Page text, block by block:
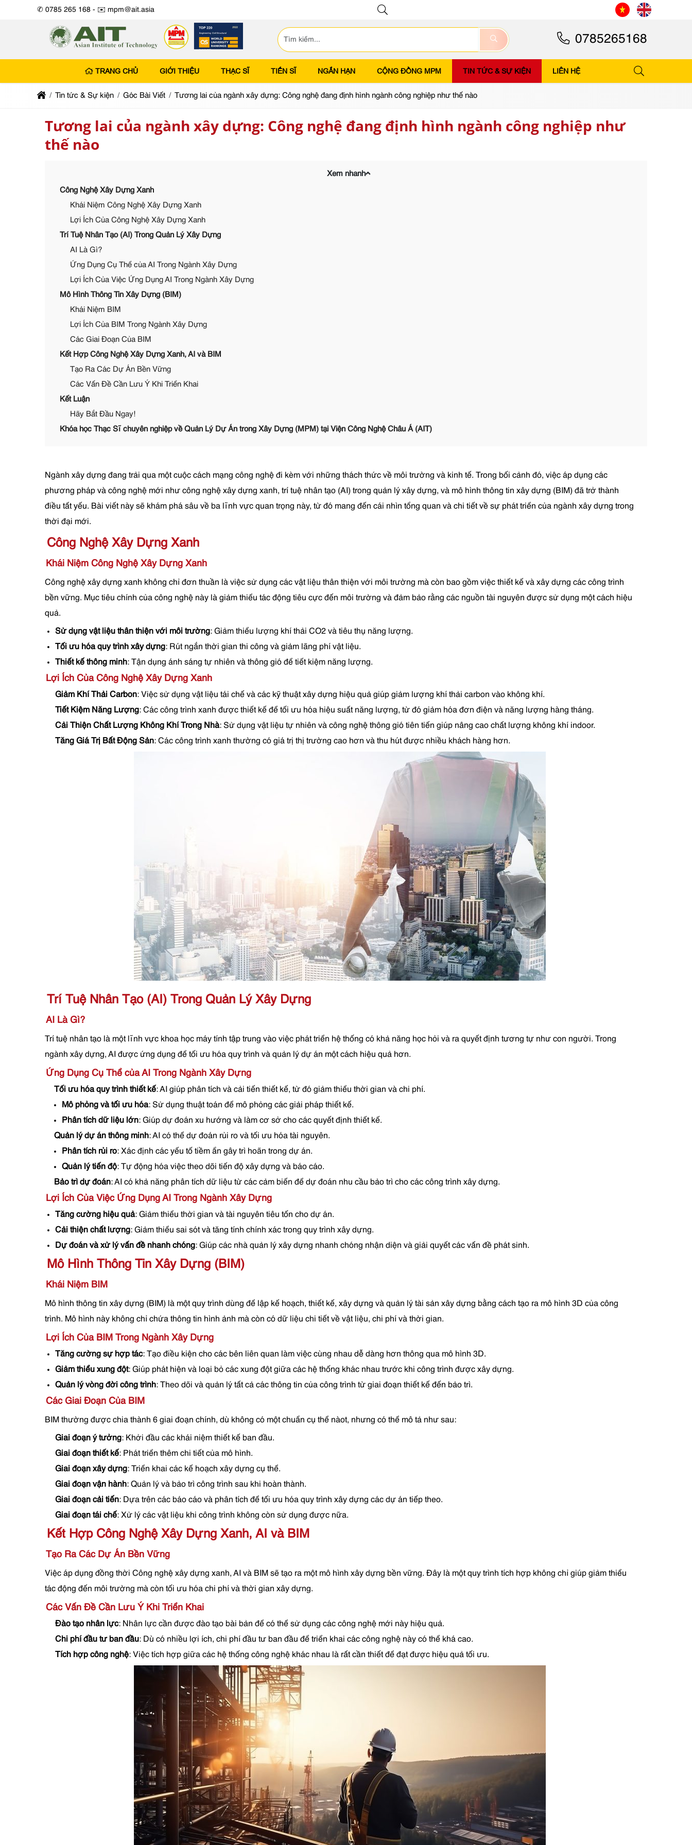
✆ 0785 265 168 - ✉️ mpm@ait.asia
0785265168
TRANG CHỦ GIỚI THIỆU THẠC SĨ TIẾN SĨ NGẮN HẠN CỘNG ĐỒNG MPM TIN TỨC & SỰ KIỆN LIÊN HỆ
Tin tức & Sự kiện Góc Bài Viết Tương lai của ngành xây dựng: Công nghệ đang định hình ngành công nghiệp như thế nào
Tương lai của ngành xây dựng: Công nghệ đang định hình ngành công nghiệp như
thế nào
Xem nhanh
Công Nghệ Xây Dựng Xanh
Khái Niệm Công Nghệ Xây Dựng Xanh
Lợi Ích Của Công Nghệ Xây Dựng Xanh
Trí Tuệ Nhân Tạo (AI) Trong Quản Lý Xây Dựng
AI Là Gì?
Ứng Dụng Cụ Thể của AI Trong Ngành Xây Dựng
Lợi Ích Của Việc Ứng Dụng AI Trong Ngành Xây Dựng
Mô Hình Thông Tin Xây Dựng (BIM)
Khái Niệm BIM
Lợi Ích Của BIM Trong Ngành Xây Dựng
Các Giai Đoạn Của BIM
Kết Hợp Công Nghệ Xây Dựng Xanh, AI và BIM
Tạo Ra Các Dự Án Bền Vững
Các Vấn Đề Cần Lưu Ý Khi Triển Khai
Kết Luận
Hãy Bắt Đầu Ngay!
Khóa học Thạc Sĩ chuyên nghiệp về Quản Lý Dự Án trong Xây Dựng (MPM) tại Viện Công Nghệ Châu Á (AIT)
Ngành xây dựng đang trải qua một cuộc cách mạng công nghệ đi kèm với những thách thức về môi trường và kinh tế. Trong bối cảnh đó, việc áp dụng các
phương pháp và công nghệ mới như công nghệ xây dựng xanh, trí tuệ nhân tạo (AI) trong quản lý xây dựng, và mô hình thông tin xây dựng (BIM) đã trở thành
điều tất yếu. Bài viết này sẽ khám phá sâu về ba lĩnh vực quan trọng này, từ đó mang đến cái nhìn tổng quan và chi tiết về sự phát triển của ngành xây dựng trong
thời đại mới.
Công Nghệ Xây Dựng Xanh
Khái Niệm Công Nghệ Xây Dựng Xanh
Công nghệ xây dựng xanh không chỉ đơn thuần là việc sử dụng các vật liệu thân thiện với môi trường mà còn bao gồm việc thiết kế và xây dựng các công trình
bền vững. Mục tiêu chính của công nghệ này là giảm thiểu tác động tiêu cực đến môi trường và đảm bảo rằng các nguồn tài nguyên được sử dụng một cách hiệu
quả.
Sử dụng vật liệu thân thiện với môi trường: Giảm thiểu lượng khí thải CO2 và tiêu thụ năng lượng.
Tối ưu hóa quy trình xây dựng: Rút ngắn thời gian thi công và giảm lãng phí vật liệu.
Thiết kế thông minh: Tận dụng ánh sáng tự nhiên và thông gió để tiết kiệm năng lượng.
Lợi Ích Của Công Nghệ Xây Dựng Xanh
Giảm Khí Thải Carbon: Việc sử dụng vật liệu tái chế và các kỹ thuật xây dựng hiệu quả giúp giảm lượng khí thải carbon vào không khí.
Tiết Kiệm Năng Lượng: Các công trình xanh được thiết kế để tối ưu hóa hiệu suất năng lượng, từ đó giảm hóa đơn điện và năng lượng hàng tháng.
Cải Thiện Chất Lượng Không Khí Trong Nhà: Sử dụng vật liệu tự nhiên và công nghệ thông gió tiên tiến giúp nâng cao chất lượng không khí indoor.
Tăng Giá Trị Bất Động Sản: Các công trình xanh thường có giá trị thị trường cao hơn và thu hút được nhiều khách hàng hơn.
Trí Tuệ Nhân Tạo (AI) Trong Quản Lý Xây Dựng
AI Là Gì?
Trí tuệ nhân tạo là một lĩnh vực khoa học máy tính tập trung vào việc phát triển hệ thống có khả năng học hỏi và ra quyết định tương tự như con người. Trong
ngành xây dựng, AI được ứng dụng để tối ưu hóa quy trình và quản lý dự án một cách hiệu quả hơn.
Ứng Dụng Cụ Thể của AI Trong Ngành Xây Dựng
Tối ưu hóa quy trình thiết kế: AI giúp phân tích và cải tiến thiết kế, từ đó giảm thiểu thời gian và chi phí.
Mô phỏng và tối ưu hóa: Sử dụng thuật toán để mô phỏng các giải pháp thiết kế.
Phân tích dữ liệu lớn: Giúp dự đoán xu hướng và làm cơ sở cho các quyết định thiết kế.
Quản lý dự án thông minh: AI có thể dự đoán rủi ro và tối ưu hóa tài nguyên.
Phân tích rủi ro: Xác định các yếu tố tiềm ẩn gây trì hoãn trong dự án.
Quản lý tiến độ: Tự động hóa việc theo dõi tiến độ xây dựng và báo cáo.
Bảo trì dự đoán: AI có khả năng phân tích dữ liệu từ các cảm biến để dự đoán nhu cầu bảo trì cho các công trình xây dựng.
Lợi Ích Của Việc Ứng Dụng AI Trong Ngành Xây Dựng
Tăng cường hiệu quả: Giảm thiểu thời gian và tài nguyên tiêu tốn cho dự án.
Cải thiện chất lượng: Giảm thiểu sai sót và tăng tính chính xác trong quy trình xây dựng.
Dự đoán và xử lý vấn đề nhanh chóng: Giúp các nhà quản lý xây dựng nhanh chóng nhận diện và giải quyết các vấn đề phát sinh.
Mô Hình Thông Tin Xây Dựng (BIM)
Khái Niệm BIM
Mô hình thông tin xây dựng (BIM) là một quy trình dùng để lập kế hoạch, thiết kế, xây dựng và quản lý tài sản xây dựng bằng cách tạo ra mô hình 3D của công
trình. Mô hình này không chỉ chứa thông tin hình ảnh mà còn có dữ liệu chi tiết về vật liệu, chi phí và thời gian.
Lợi Ích Của BIM Trong Ngành Xây Dựng
Tăng cường sự hợp tác: Tạo điều kiện cho các bên liên quan làm việc cùng nhau dễ dàng hơn thông qua mô hình 3D.
Giảm thiểu xung đột: Giúp phát hiện và loại bỏ các xung đột giữa các hệ thống khác nhau trước khi công trình được xây dựng.
Quản lý vòng đời công trình: Theo dõi và quản lý tất cả các thông tin của công trình từ giai đoạn thiết kế đến bảo trì.
Các Giai Đoạn Của BIM
BIM thường được chia thành 6 giai đoạn chính, dù không có một chuẩn cụ thể nàot, nhưng có thể mô tả như sau:
Giai đoạn ý tưởng: Khởi đầu các khái niệm thiết kế ban đầu.
Giai đoạn thiết kế: Phát triển thêm chi tiết của mô hình.
Giai đoạn xây dựng: Triển khai các kế hoạch xây dựng cụ thể.
Giai đoạn vận hành: Quản lý và bảo trì công trình sau khi hoàn thành.
Giai đoạn cải tiến: Dựa trên các báo cáo và phân tích để tối ưu hóa quy trình xây dựng các dự án tiếp theo.
Giai đoạn tái chế: Xử lý các vật liệu khi công trình không còn sử dụng được nữa.
Kết Hợp Công Nghệ Xây Dựng Xanh, AI và BIM
Tạo Ra Các Dự Án Bền Vững
Việc áp dụng đồng thời Công nghệ xây dựng xanh, AI và BIM sẽ tạo ra một mô hình xây dựng bền vững. Đây là một quy trình tích hợp không chỉ giúp giảm thiểu
tác động đến môi trường mà còn tối ưu hóa chi phí và thời gian xây dựng.
Các Vấn Đề Cần Lưu Ý Khi Triển Khai
Đào tạo nhân lực: Nhân lực cần được đào tạo bài bản để có thể sử dụng các công nghệ mới này hiệu quả.
Chi phí đầu tư ban đầu: Dù có nhiều lợi ích, chi phí đầu tư ban đầu để triển khai các công nghệ này có thể khá cao.
Tích hợp công nghệ: Việc tích hợp giữa các hệ thống công nghệ khác nhau là rất cần thiết để đạt được hiệu quả tối ưu.